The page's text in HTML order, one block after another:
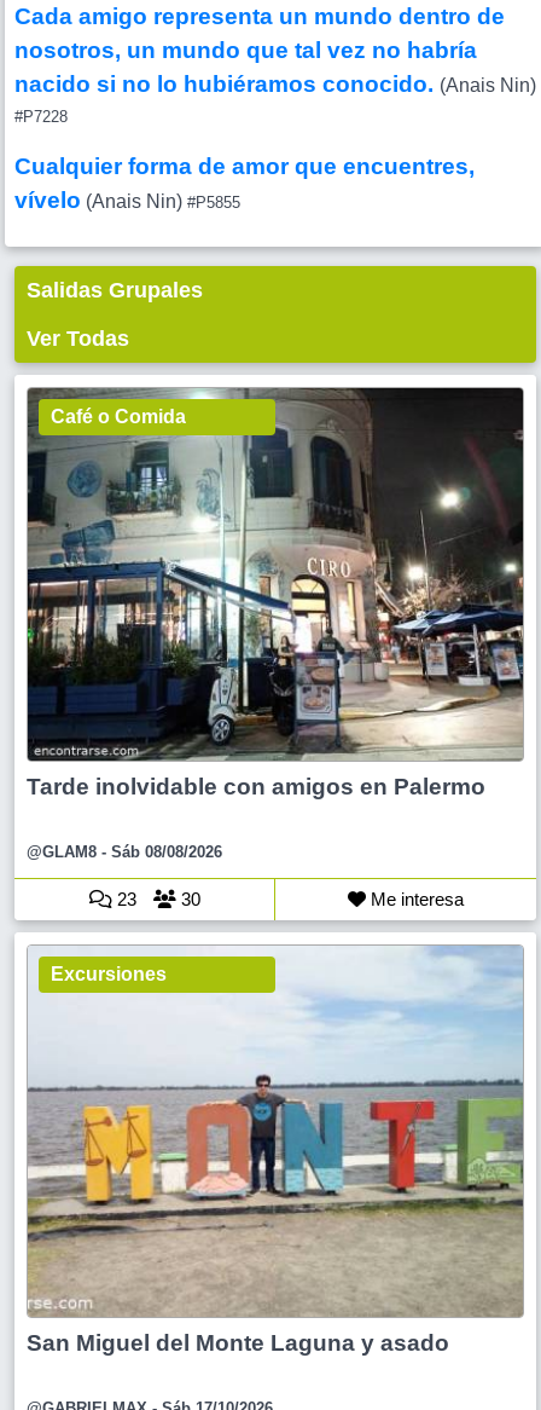
Cada amigo representa un mundo dentro de
nosotros, un mundo que tal vez no habría
nacido si no lo hubiéramos conocido. (Anais Nin)
#P7228
Cualquier forma de amor que encuentres,
vívelo (Anais Nin) #P5855
Salidas Grupales
Ver Todas
Café o Comida
Tarde inolvidable con amigos en Palermo
@GLAM8 - Sáb 08/08/2026
23 30 Me interesa
Excursiones
San Miguel del Monte Laguna y asado